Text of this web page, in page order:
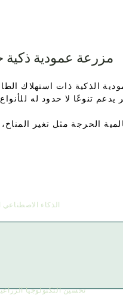
مزرعة عمودية ذكية
الذكية ذات استهلاك
الحرجة مثل تغير
الذكاء الاصطناعي
تحسين التكنولوجيا